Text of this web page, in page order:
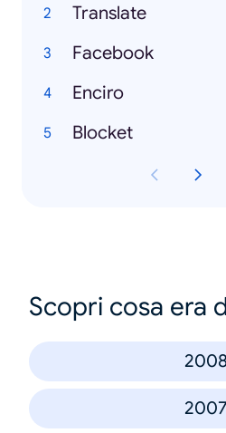
Translate
Facebook
Enciro
Blocket
Scopri cosa era
2008
2007